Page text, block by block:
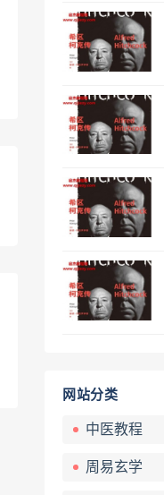
网站分类
中医教程
周易玄学